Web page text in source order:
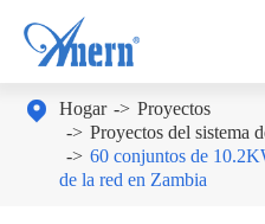
 Hogar
Proyectos
Proyectos del sistema
60 conjuntos de
de la red en Zambia